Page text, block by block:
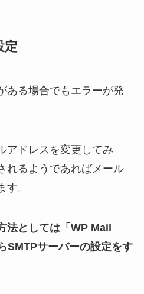
定
ある場合でもエラーが発
アドレスを変更してみ
れるようであればメール
。
法としては「WP Mail
SMTPサーバーの設定をす